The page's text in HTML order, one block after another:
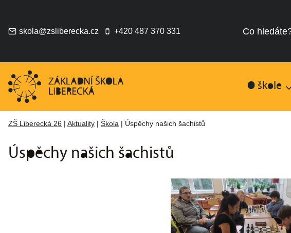
obsahskola@zsliberecka.cz +420 487 370 331 Co
O škole
ZŠ Liberecká 26 Aktuality Škola Úspěchy našich šachistů
Úspěchy našich šachistů